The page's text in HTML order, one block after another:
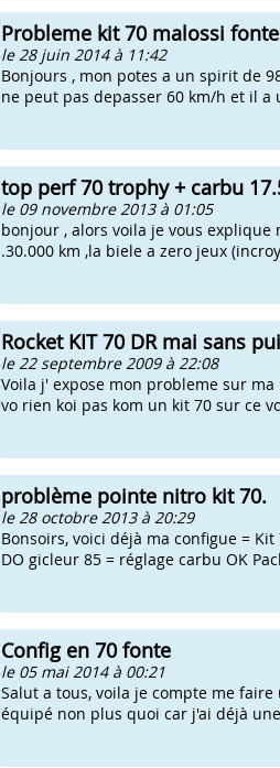
Probleme kit 70 malossi fonte
le 28 juin 2014 à 11:42
Bonjours , mon potes a un spirit de
ne peut pas depasser 60 km/h et il a
top perf 70 trophy + carbu
le 09 novembre 2013 à 01:05
bonjour , alors voila je vous explique
.30.000 km ,la biele a zero jeux
Rocket KIT 70 DR mai sans
le 22 septembre 2009 à 22:08
Voila j' expose mon probleme sur
vo rien koi pas kom un kit 70 sur ce
problème pointe nitro kit 70.
le 28 octobre 2013 à 20:29
Bonsoirs, voici déjà ma configue =
DO gicleur 85 = réglage carbu OK
Config en 70 fonte
le 05 mai 2014 à 00:21
Salut a tous, voila je compte me
équipé non plus quoi car j'ai déjà